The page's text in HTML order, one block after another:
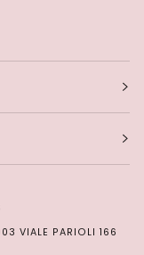
VIALE PARIOLI 166